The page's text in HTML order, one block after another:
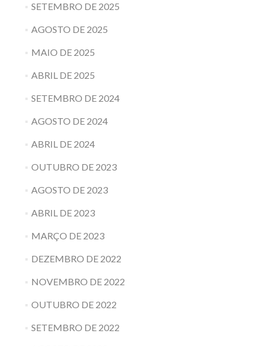
SETEMBRO DE 2025
AGOSTO DE 2025
MAIO DE 2025
ABRIL DE 2025
SETEMBRO DE 2024
AGOSTO DE 2024
ABRIL DE 2024
OUTUBRO DE 2023
AGOSTO DE 2023
ABRIL DE 2023
MARÇO DE 2023
DEZEMBRO DE 2022
NOVEMBRO DE 2022
OUTUBRO DE 2022
SETEMBRO DE 2022